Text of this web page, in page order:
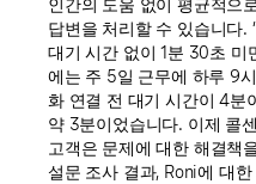
인간의 도움 없이 평균적으
답변을 처리할 수 있습니다.
대기 시간 없이 1분 30초 미
에는 주 5일 근무에 하루 9
화 연결 전 대기 시간이 4분
약 3분이었습니다. 이제 콜
고객은 문제에 대한 해결책
설문 조사 결과, Roni에 대